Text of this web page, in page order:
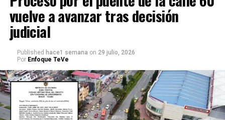
vuelve a avanzar tras decisión
judicial
Published hace1 semana on 29 julio, 2026
Por Enfoque TeVe